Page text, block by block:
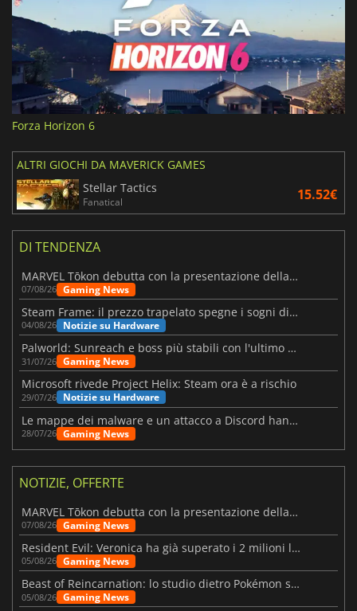
Forza Horizon 6
ALTRI GIOCHI DA MAVERICK GAMES
Stellar Tactics
Fanatical 15.52€
DI TENDENZA
MARVEL Tōkon debutta con la presentazione della roadmap per il primo anno
07/08/26 Gaming News
Steam Frame: il prezzo trapelato spegne i sogni di un VR economico
04/08/26 Notizie su Hardware
Palworld: Sunreach e boss più stabili con l'ultimo update
31/07/26 Gaming News
Microsoft rivede Project Helix: Steam ora è a rischio
29/07/26 Notizie su Hardware
Le mappe dei malware e un attacco a Discord hanno colpito Meccha Chameleon
28/07/26 Gaming News
NOTIZIE, OFFERTE
MARVEL Tōkon debutta con la presentazione della roadmap per il primo anno
07/08/26 Gaming News
Resident Evil: Veronica ha già superato i 2 milioni liste dei desideri
05/08/26 Gaming News
Beast of Reincarnation: lo studio dietro Pokémon su una nuova strada
05/08/26 Gaming News